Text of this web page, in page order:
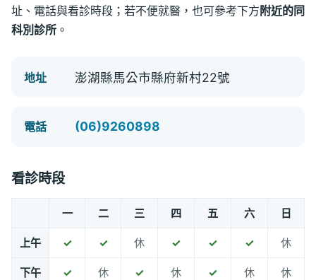
址、電話與看診時段；若不便就醫，也可參考下方 附近的同
科別診所 。
地址 澎湖縣馬公市縣府新村22號
電話 (06)9260898
看診時段
一 二 三 四 五 六 日
上午 ✓ ✓ 休 ✓ ✓ ✓ 休
下午 ✓ 休 ✓ 休 ✓ 休 休